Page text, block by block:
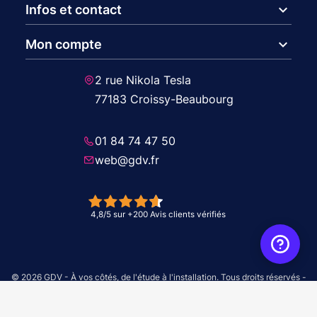
Infos et contact expand_more
Mon compte expand_more
2 rue Nikola Tesla
77183 Croissy-Beaubourg
01 84 74 47 50
web@gdv.fr
© 2026 GDV - À vos côtés, de l'étude à l'installation. Tous droits réservés -